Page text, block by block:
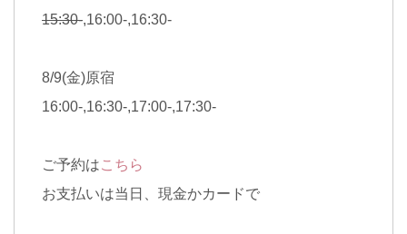
15:30-,16:00-,16:30-
8/9(金)原宿
16:00-,16:30-,17:00-,17:30-
ご予約はこちら
お支払いは当日、現金かカードで